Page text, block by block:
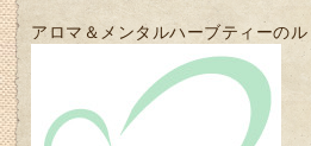
アロマ＆メンタルハーブティーの